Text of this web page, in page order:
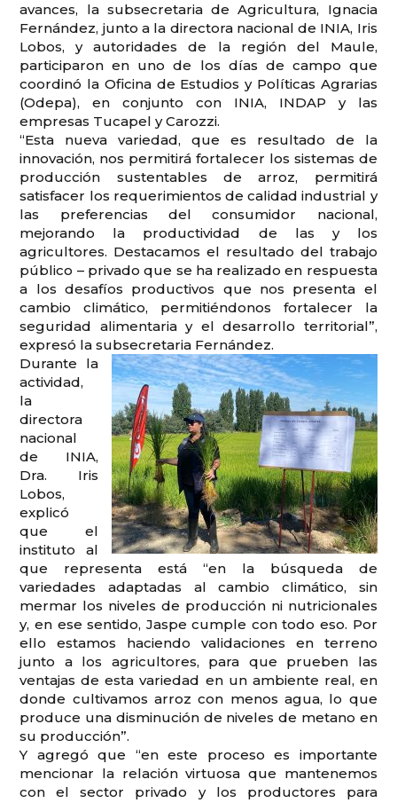
avances, la subsecretaria de Agricultura, Ignacia
Fernández, junto a la directora nacional de INIA, Iris
Lobos, y autoridades de la región del Maule,
participaron en uno de los días de campo que
coordinó la Oficina de Estudios y Políticas Agrarias
(Odepa), en conjunto con INIA, INDAP y las
empresas Tucapel y Carozzi.
“Esta nueva variedad, que es resultado de la
innovación, nos permitirá fortalecer los sistemas de
producción sustentables de arroz, permitirá
satisfacer los requerimientos de calidad industrial y
las preferencias del consumidor nacional,
mejorando la productividad de las y los
agricultores. Destacamos el resultado del trabajo
público – privado que se ha realizado en respuesta
a los desafíos productivos que nos presenta el
cambio climático, permitiéndonos fortalecer la
seguridad alimentaria y el desarrollo territorial”,
expresó la subsecretaria Fernández.
Durante la
actividad,
la
directora
nacional
de INIA,
Dra. Iris
Lobos,
explicó
que el
instituto al
que representa está “en la búsqueda de
variedades adaptadas al cambio climático, sin
mermar los niveles de producción ni nutricionales
y, en ese sentido, Jaspe cumple con todo eso. Por
ello estamos haciendo validaciones en terreno
junto a los agricultores, para que prueben las
ventajas de esta variedad en un ambiente real, en
donde cultivamos arroz con menos agua, lo que
produce una disminución de niveles de metano en
su producción”.
Y agregó que “en este proceso es importante
mencionar la relación virtuosa que mantenemos
con el sector privado y los productores para